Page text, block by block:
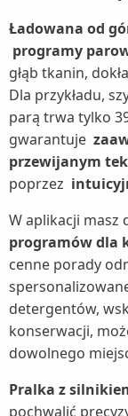
Ładowana od
programy
głąb tkanin,
Dla przykładu,
parą trwa tylko
gwarantuje
przewijanym
poprzez
W aplikacji masz
programów dla
cenne porady
detergentów,
konserwacji,
dowolnego
Pralka z
pochwalić